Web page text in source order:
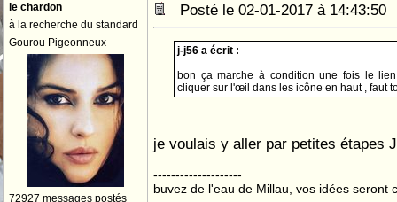
le chardon
à la recherche du standard
Gourou Pigeonneux
72927 messages postés
Posté le 02-01-2017 à
j-j56 a écrit :
bon ça marche à condition une fois le
cliquer sur l'œil dans les icône en haut , faut
je voulais y aller par petites étapes
--------------------
buvez de l'eau de Millau, vos idées seront